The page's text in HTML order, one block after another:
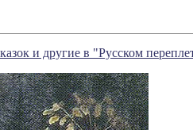
и другие в "Русском